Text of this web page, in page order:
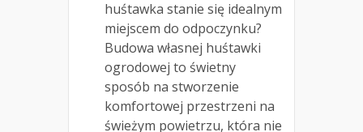
huśtawka stanie się idealnym
miejscem do odpoczynku?
Budowa własnej huśtawki
ogrodowej to świetny
sposób na stworzenie
komfortowej przestrzeni na
świeżym powietrzu, która nie